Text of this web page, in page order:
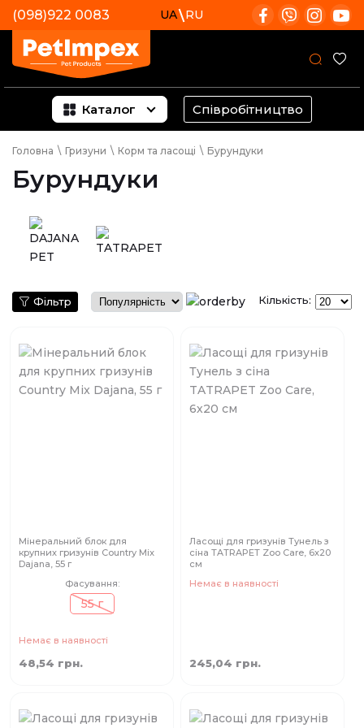
(098)922 0083 UA RU
Каталог Співробітництво
Головна \ Гризуни \ Корм та ласощі \ Бурундуки
Бурундуки
Фільтр Кількість:
Мінеральний блок для
крупних гризунів Country Mix
Dajana, 55 г
Фасування:
55 г
Немає в наявності
48,54 грн.
Ласощі для гризунів Тунель з
сіна TATRAPET Zoo Care, 6х20
см
Немає в наявності
245,04 грн.